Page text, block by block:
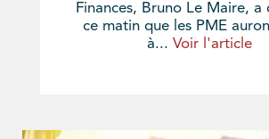
Finances, Bruno Le Maire, a
ce matin que les PME
à... Voir l'article